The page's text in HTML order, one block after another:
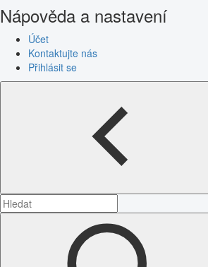
Nápověda a nastavení
Účet
Kontaktujte nás
Přihlásit se